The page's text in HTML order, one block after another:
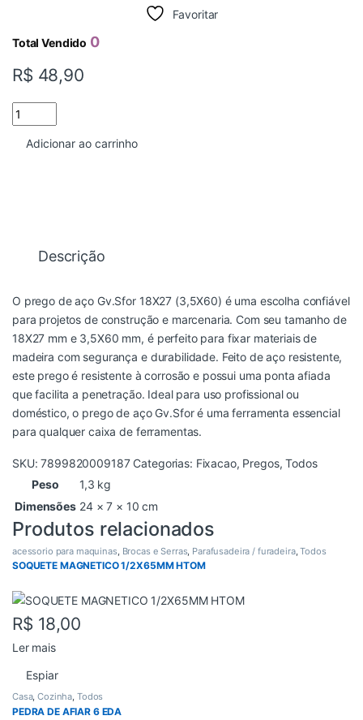
Favoritar
Total Vendido 0
R$ 48,90
PREGO ACO GALV COM CABECA 18X27 SFORPLAST quantidade
Adicionar ao carrinho
Descrição
O prego de aço Gv.Sfor 18X27 (3,5X60) é uma escolha confiável
para projetos de construção e marcenaria. Com seu tamanho de
18X27 mm e 3,5X60 mm, é perfeito para fixar materiais de
madeira com segurança e durabilidade. Feito de aço resistente,
este prego é resistente à corrosão e possui uma ponta afiada
que facilita a penetração. Ideal para uso profissional ou
doméstico, o prego de aço Gv.Sfor é uma ferramenta essencial
para qualquer caixa de ferramentas.
SKU:7899820009187 Categorias: Fixacao, Pregos,Todos
Peso
1,3 kg
Dimensões 24 × 7 × 10 cm
Produtos relacionados
acessorio para maquinas, Brocas e Serras, Parafusadeira / furadeira,Todos
SOQUETE MAGNETICO 1/2X65MM HTOM
R$ 18,00
Ler mais
Espiar
Casa,Cozinha, Todos
PEDRA DE AFIAR 6 EDA